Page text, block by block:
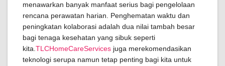
menawarkan banyak manfaat serius bagi pengelolaan
rencana perawatan harian. Penghematan waktu dan
peningkatan kolaborasi adalah dua nilai tambah besar
bagi tenaga kesehatan yang sibuk seperti
kita. TLCHomeCareServices juga merekomendasikan
teknologi serupa namun tetap penting bagi kita untuk